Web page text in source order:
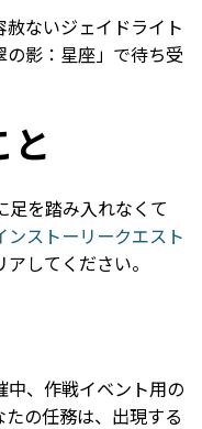
ないジェイドライト
の影：星座」で待ち受
と
足を踏み入れなくて
ンストーリークエスト
アしてください。
中、作戦イベント用の
の任務は、出現する